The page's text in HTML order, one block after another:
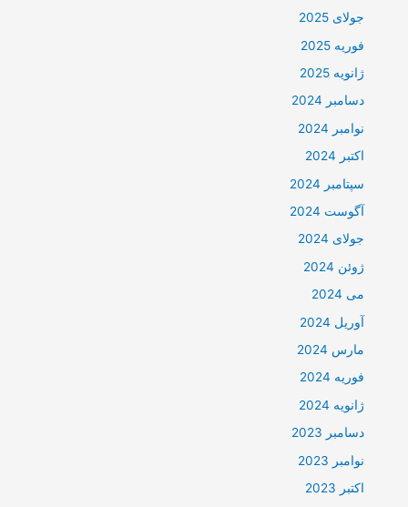
جولای 2025
فوریه 2025
ژانویه 2025
دسامبر 2024
نوامبر 2024
اکتبر 2024
سپتامبر 2024
آگوست 2024
جولای 2024
ژوئن 2024
می 2024
آوریل 2024
مارس 2024
فوریه 2024
ژانویه 2024
دسامبر 2023
نوامبر 2023
اکتبر 2023